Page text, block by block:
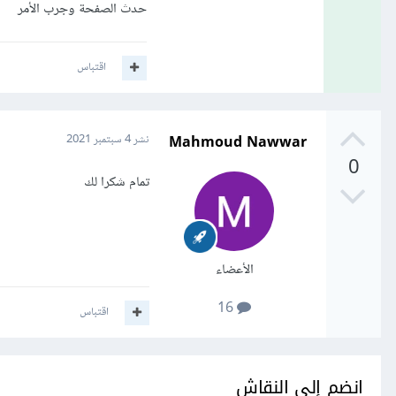
حدث الصفحة وجرب الأمر
اقتباس
0
Mahmoud Nawwar
الأعضاء
نشر4 سبتمبر 2021
تمام شكرا لك
اقتباس
انضم إلى النقاش